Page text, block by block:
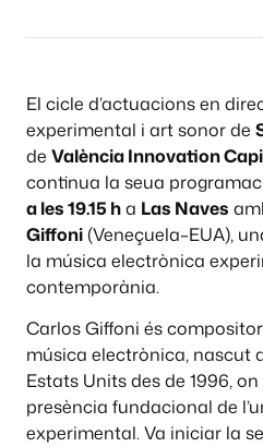
El cicle d’actuacions en
experimental i art sonor de
de València Innovation
continua la seua
a les 19.15 ha Las Naves
Giffoni(Veneçuela–EUA),
la música electrònica
contemporània.
Carlos Giffoni és
música electrònica, nascut
Estats Units des de 1996,
presència fundacional de
experimental. Va iniciar la